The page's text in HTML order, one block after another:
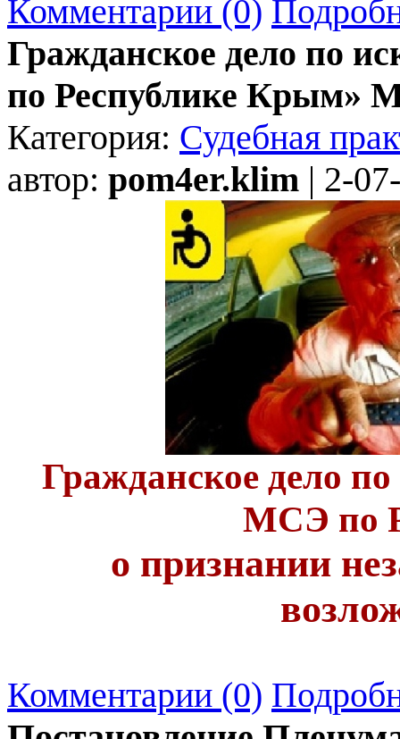
Комментарии (0)
Гражданское дело по
по Республике Крым»
Категория: Судебная
автор: pom4er.klim | 2-
Гражданское дело
МСЭ по
о признании
Комментарии (0)